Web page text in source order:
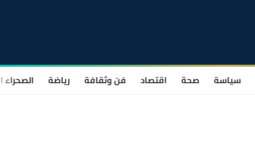
سياسة صحة اقتصاد فن وثقافة رياضة الصحراء